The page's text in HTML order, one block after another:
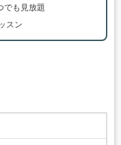
でも見放題
スン